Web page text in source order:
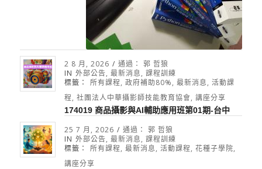
2 8 月, 2026 / 通過： 郭 哲狼
IN 外部公告, 最新消息, 課程訓練
標籤：
所有課程, 政府補助80%, 最新消息, 活動課
程, 社團法人中華攝影師技能教育協會, 講座分享
174019 商品攝影與AI輔助應用班第01期-台中
25 7 月, 2026 / 通過： 郭 哲狼
IN 外部公告, 最新消息, 課程訓練
標籤：
所有課程, 最新消息, 活動課程, 花種子學院,
講座分享